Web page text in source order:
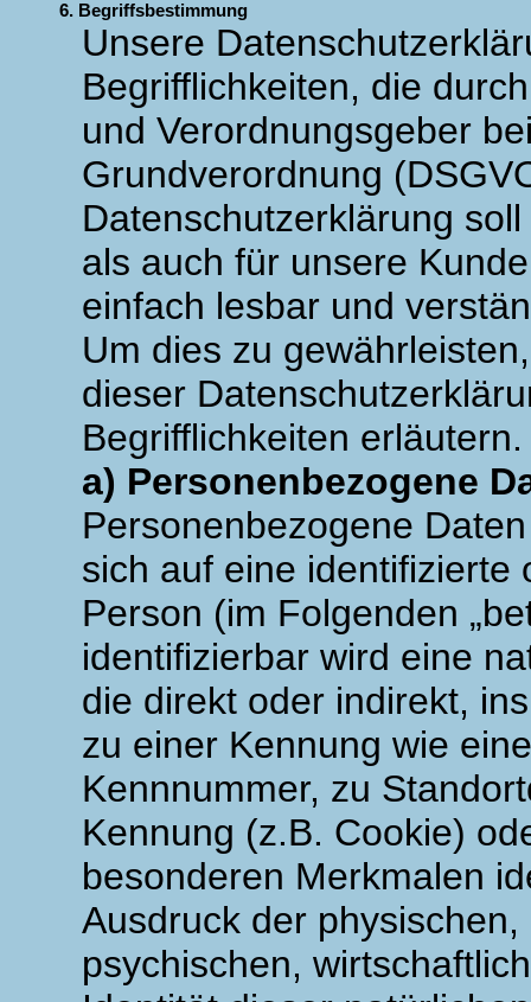
6. Begriffsbestimmung
Unsere
Begrifflichkeiten, die
und Verordnungsgeber
Grundverordnung
Datenschutzerklärung
als auch für unsere
einfach lesbar und
Um dies zu
dieser
Begrifflichkeiten erläutern.
a) Personenbezogene
Personenbezogene
sich auf eine identifizierte
Person (im Folgenden
identifizierbar wird eine
die direkt oder indirekt,
zu einer Kennung wie
Kennnummer, zu
Kennung (z.B. Cookie)
besonderen Merkmalen
Ausdruck der
psychischen,